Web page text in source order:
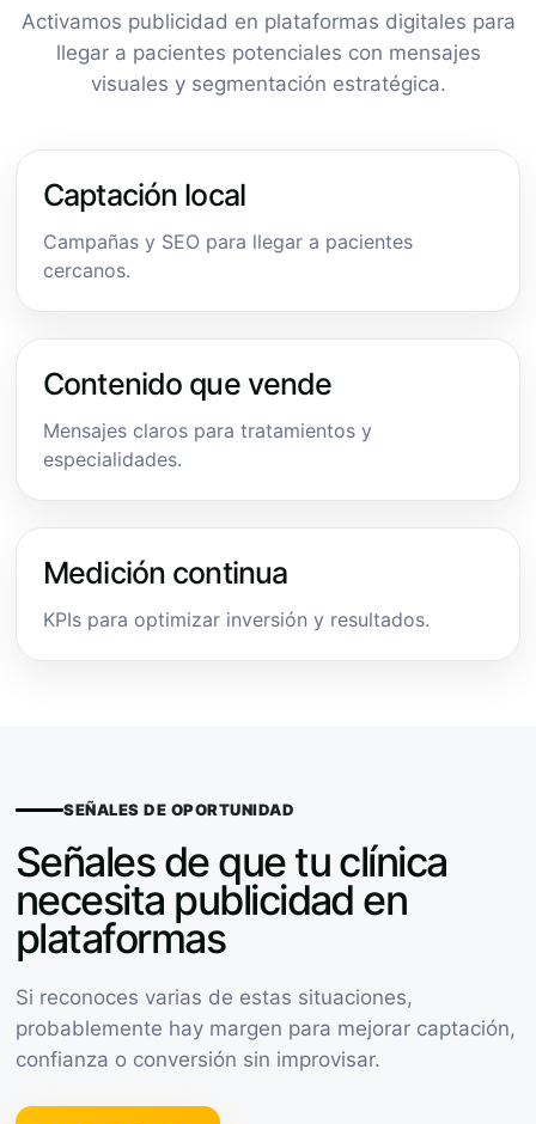
Activamos publicidad en plataformas digitales para
llegar a pacientes potenciales con mensajes
visuales y segmentación estratégica.
Captación local
Campañas y SEO para llegar a pacientes
cercanos.
Contenido que vende
Mensajes claros para tratamientos y
especialidades.
Medición continua
KPIs para optimizar inversión y resultados.
SEÑALES DE OPORTUNIDAD
Señales de que tu clínica
necesita publicidad en
plataformas
Si reconoces varias de estas situaciones,
probablemente hay margen para mejorar captación,
confianza o conversión sin improvisar.